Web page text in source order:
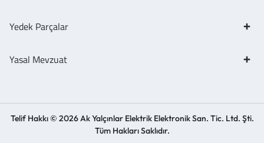
Yedek Parçalar
Yasal Mevzuat
Telif Hakkı © 2026 Ak Yalçınlar Elektrik Elektronik San. Tic. Ltd. Şti.
Tüm Hakları Saklıdır.